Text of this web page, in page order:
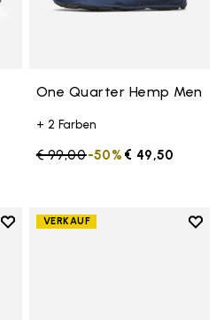
One Quarter Hemp Men
+ 2 Farben
Price reduced from
€ 99,00to € 49,50
-50%
Add to wishlist
VERKAUF
Add